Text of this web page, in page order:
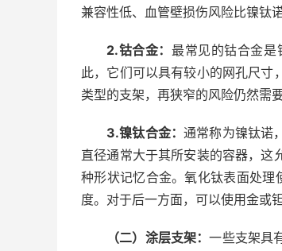
兼容性低、血管壁损伤风险比镍钛
2.钴合金： 最常见的钴合金是
此，它们可以具有较小的网孔尺寸
类型的支架，再狭窄的风险仍然需要
3.镍钛合金：通常称为镍钛诺
直径通常大于其所安装的容器，这
种形状记忆合金。氧化钛表面处理
度。对于后一方面，可以使用金或
（二）涂层支架：一些支架具